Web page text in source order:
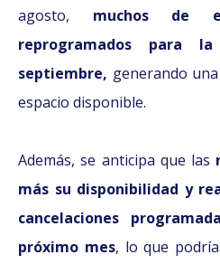
agosto, muchos de
reprogramados para
septiembre, generando
espacio disponible.
Además, se anticipa que las
más su disponibilidad y
cancelaciones
próximo mes, lo que